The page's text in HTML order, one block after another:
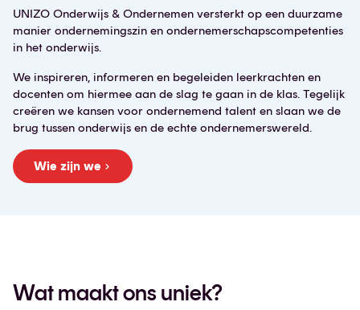
UNIZO Onderwijs & Ondernemen versterkt op een duurzame
manier ondernemingszin en ondernemerschapscompetenties
in het onderwijs.
We inspireren, informeren en begeleiden leerkrachten en
docenten om hiermee aan de slag te gaan in de klas. Tegelijk
creëren we kansen voor ondernemend talent en slaan we de
brug tussen onderwijs en de echte ondernemerswereld.
Wie zijn we
Wat maakt ons uniek?